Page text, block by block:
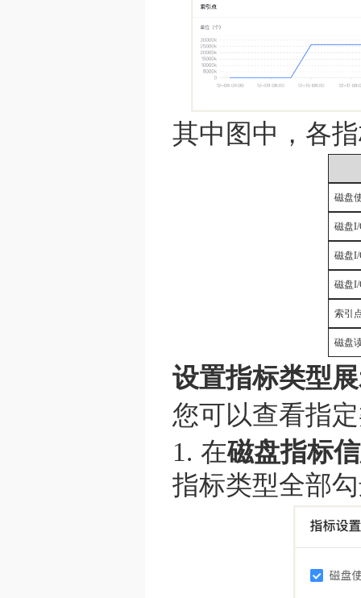
其中图中，各
磁盘
磁盘
磁盘
磁盘
索引
磁盘
设置指标类型
您可以查看指
1. 在磁盘指标
指标类型全部